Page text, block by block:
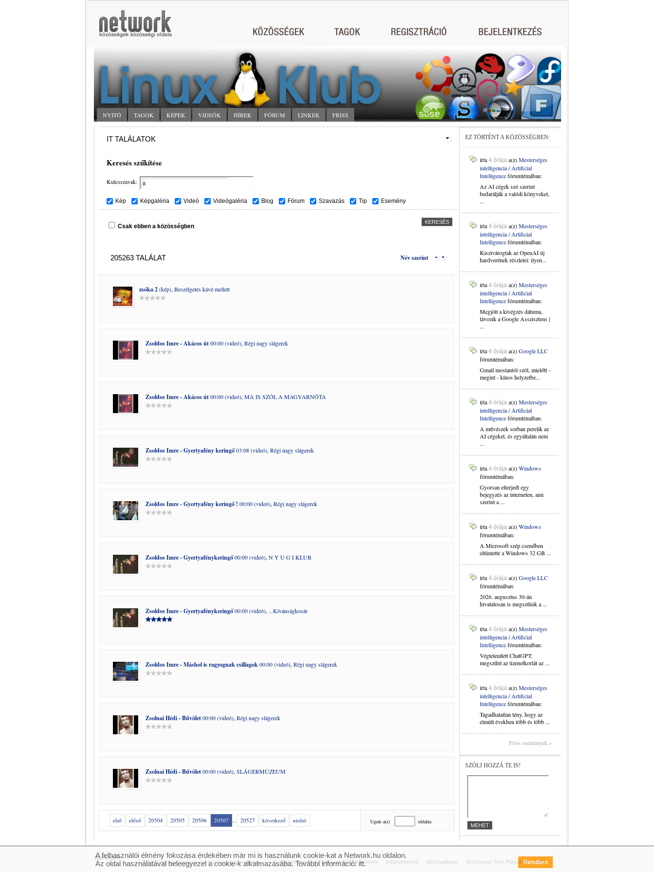
NYITÓ TAGOK KÉPEK VIDEÓK HÍREK FÓRUM LINKEK FRISS
IT TALÁLATOK
Keresés szűkítése
Kulcsszavak:
Kép Képgaléria Videó Videógaléria Blog Fórum Szavazás Tip Esemény
Csak ebben a közösségben
205263 TALÁLAT Név szerint
zsóka 2(kép), Beszélgetés kávé mellett
Zsoldos Imre - Akácos út00:00 (videó), Régi nagy slágerek
Zsoldos Imre - Akácos út00:00 (videó), MA IS SZÓL A MAGYARNÓTA
Zsoldos Imre - Gyertyafény keringő03:08 (videó), Régi nagy slágerek
Zsoldos Imre - Gyertyafény keringő ! 00:00 (videó), Régi nagy slágerek
Zsoldos Imre - Gyertyafénykeringő00:00 (videó), N Y U G I KLUB
Zsoldos Imre - Gyertyafénykeringő00:00 (videó), ...Kívánságkosár
Zsoldos Imre - Máshol is ragyognak csillagok00:00 (videó), Régi nagy slágerek
Zsolnai Hédi - Bűvölet00:00 (videó), Régi nagy slágerek
Zsolnai Hédi - Bűvölet00:00 (videó), SLÁGERMÚZEUM
Ugrás a(z) oldalra
első előző 20504 20505 20506 20507 ... 20527 következő utolsó
EZ TÖRTÉNT A KÖZÖSSÉGBEN:
írta 4 órája a(z)Mesterséges
intelligencia / Artificial
Intelligencefórumtémában:
Az AI cégek szó szerint
bedarálják a valódi könyveket,
...
írta 4 órája a(z)Mesterséges
intelligencia / Artificial
Intelligencefórumtémában:
Kiszivárogtak az OpenAI új
hardverének részletei: ilyen...
írta 4 órája a(z)Mesterséges
intelligencia / Artificial
Intelligencefórumtémában:
Megjött a kivégzés dátuma,
távozik a Google Asszisztens |
...
írta 4 órája a(z)Google LLC
fórumtémában:
Gmail mostantól szól, mielőtt -
megint - kínos helyzetbe...
írta 4 órája a(z)Mesterséges
intelligencia / Artificial
Intelligencefórumtémában:
A művészek sorban perelik az
AI cégeket, és egyáltalán nem
...
írta 4 órája a(z)Windows
fórumtémában:
Gyorsan elterjedt egy
bejegyzés az interneten, ami
szerint a ...
írta 4 órája a(z)Windows
fórumtémában:
A Microsoft szép csendben
eltüntette a Windows 32 GB ...
írta 4 órája a(z)Google LLC
fórumtémában:
2026. augusztus 30-án
hivatalosan is megszűnik a ...
írta 4 órája a(z)Mesterséges
intelligencia / Artificial
Intelligencefórumtémában:
Végtelenített ChatGPT:
megszűnt az üzenetkorlát az ...
írta 4 órája a(z)Mesterséges
intelligencia / Artificial
Intelligencefórumtémában:
Tagadhatatlan tény, hogy az
elmúlt években több és több ...
Friss események »
SZÓLJ HOZZÁ TE IS!
© 2007 Copyright Network.hu Minden jog fenntartva. Impresszum Felhasználási feltételek Adatvédelem Médiaajánlat Széchenyi Terv Pályázat FAQ
A felhasználói élmény fokozása érdekében már mi is használunk cookie-kat a Network.hu oldalon.
Az oldal használatával beleegyezel a cookie-k alkalmazásába. További információ:itt. Rendben